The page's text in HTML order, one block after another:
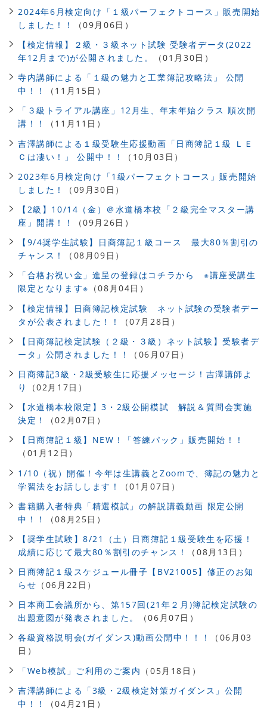
2024年6月検定向け「１級パーフェクトコース」販売開始
しました！！
（09月06日）
【検定情報】２級・３級ネット試験 受験者データ(2022
年12月まで)が公開されました。
（01月30日）
寺内講師による「１級の魅力と工業簿記攻略法」 公開
中！！
（11月15日）
「３級トライアル講座」12月生、年末年始クラス 順次開
講！！
（11月11日）
吉澤講師による１級受験生応援動画「日商簿記１級 ＬＥ
Ｃは凄い！」 公開中！！
（10月03日）
2023年6月検定向け「1級パーフェクトコース」販売開始
しました！
（09月30日）
【2級】10/14（金）＠水道橋本校「２級完全マスター講
座」開講！！
（09月26日）
【9/4奨学生試験】日商簿記１級コース 最大80％割引の
チャンス！
（08月09日）
「合格お祝い金」進呈の登録はコチラから ※講座受講生
限定となります※ （08月04日）
【検定情報】日商簿記検定試験 ネット試験の受験者デー
タが公表されました！！
（07月28日）
【日商簿記検定試験（２級・３級）ネット試験】受験者デ
ータ」公開されました！！
（06月07日）
日商簿記3級・2級受験生に応援メッセージ！吉澤講師よ
り
（02月17日）
【水道橋本校限定】3・2級公開模試 解説＆質問会実施
決定！
（02月07日）
【日商簿記１級】NEW！「答練パック」販売開始！！
（01月12日）
1/10（祝）開催！今年は生講義とZoomで、簿記の魅力と
学習法をお話しします！
（01月07日）
書籍購入者特典「精選模試」の解説講義動画 限定公開
中！！
（08月25日）
【奨学生試験】8/21（土）日商簿記１級受験生を応援！
成績に応じて最大80％割引のチャンス！
（08月13日）
日商簿記１級スケジュール冊子【BV21005】修正のお知
らせ （06月22日）
日本商工会議所から、第157回(21年２月)簿記検定試験の
出題意図が発表されました。
（06月07日）
各級資格説明会(ガイダンス)動画公開中！！！
（06月03
日）
「Web模試」ご利用のご案内 （05月18日）
吉澤講師による「3級・2級検定対策ガイダンス」公開
中！！
（04月21日）